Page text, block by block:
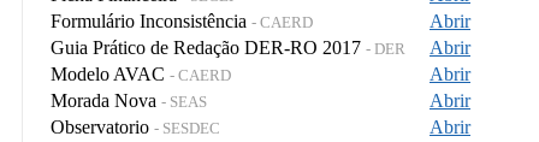
Formulário Inconsistência - CAERD
Abrir
Guia Prático de Redação DER-RO 2017 - DER
Abrir
Modelo AVAC - CAERD
Abrir
Morada Nova - SEAS
Abrir
Observatorio - SESDEC
Abrir